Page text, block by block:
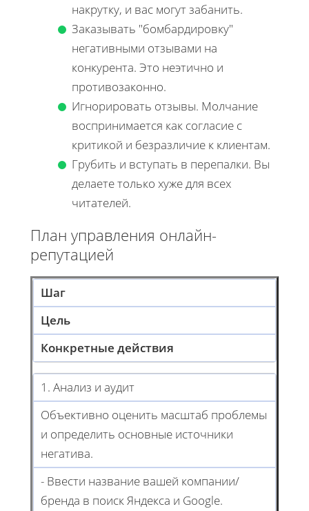
накрутку, и вас могут забанить.
Заказывать "бомбардировку"
негативными отзывами на
конкурента. Это неэтично и
противозаконно.
Игнорировать отзывы. Молчание
воспринимается как согласие с
критикой и безразличие к клиентам.
Грубить и вступать в перепалки. Вы
делаете только хуже для всех
читателей.
План управления онлайн-
репутацией
Шаг
Цель
Конкретные действия
1. Анализ и аудит
Объективно оценить масштаб проблемы
и определить основные источники
негатива.
- Ввести название вашей компании/
бренда в поиск Яндекса и Google.